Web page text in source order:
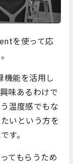
を使って応
能を活用し
味あるわけで
温度感でもな
いという方を
す。
てもらうため